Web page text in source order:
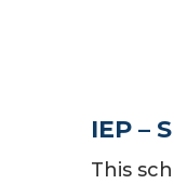
IEP –
This